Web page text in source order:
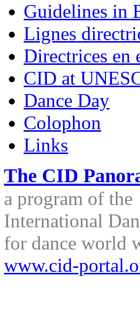
Guidelines in
Lignes
Directrices en
CID at
Dance Day
Colophon
Links
The CID
a program of the
International
for dance world
www.cid-